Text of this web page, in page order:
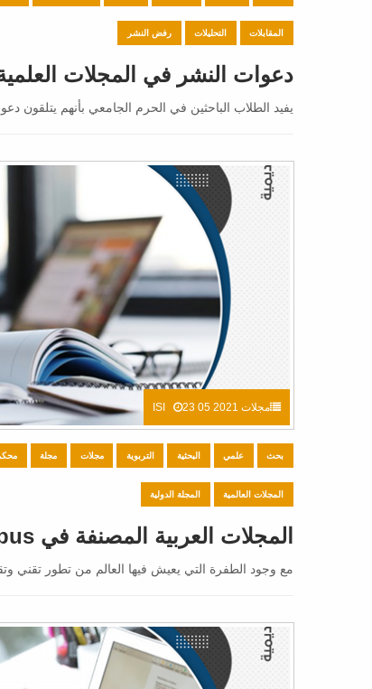
المقابلات التحليلات رفض النشر
دعوات النشر في المجلات العلمية
يفيد الطلاب الباحثين في الحرم الجامعي بأنهم يتلقون
مجلات ISI 23 05 2021
بحث علمي البحثية التربوية مجلات مجلة
المجلات العالمية المجلة الدولية
المجلات العربية المصنفة في scopus
مع وجود الطفرة التي يعيش فيها العالم من تطور تقني